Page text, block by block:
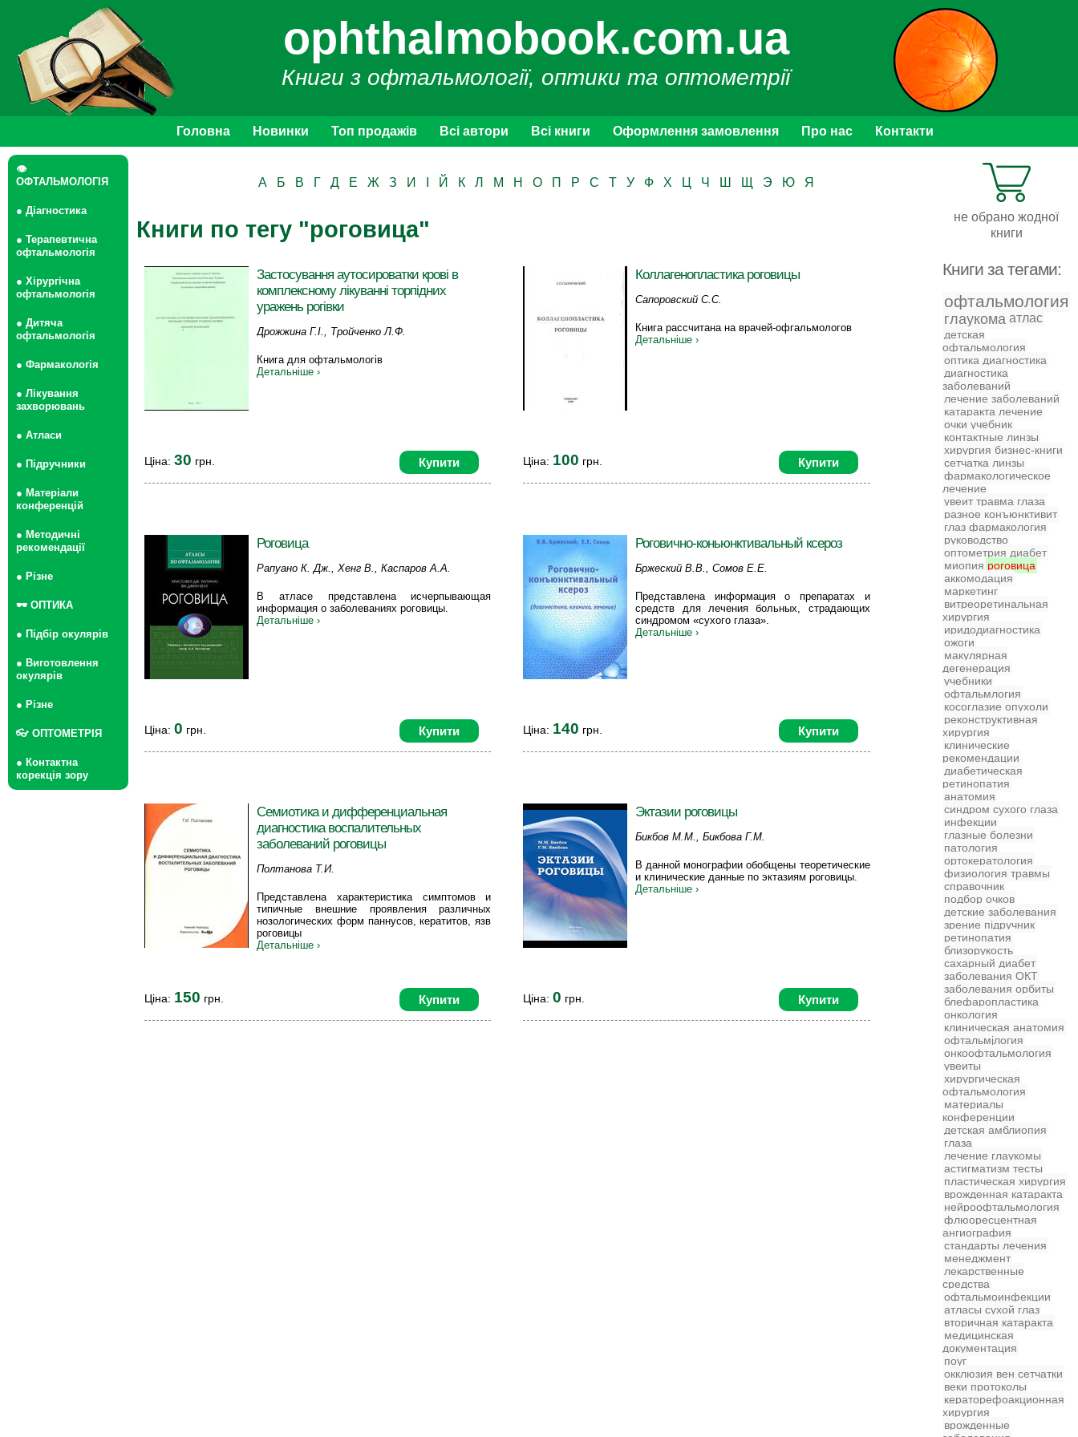
ophthalmobook.com.ua
Книги з офтальмології, оптики та оптометрії
Головна Новинки Топ продажів Всі автори Всі книги Оформлення замовлення Про нас Контакти
👁
ОФТАЛЬМОЛОГІЯ
● Діагностика
● Терапевтична
офтальмологія
● Хірургічна
офтальмологія
● Дитяча
офтальмологія
● Фармакологія
● Лікування
захворювань
● Атласи
● Підручники
● Матеріали
конференцій
● Методичні
рекомендації
● Різне
🕶 ОПТИКА
● Підбір окулярів
● Виготовлення
окулярів
● Різне
👓 ОПТОМЕТРІЯ
● Контактна
корекція зору
А Б В Г Д Е Ж З И Й К Л М Н О П Р С Т У Ф Х Ц Ч Ш Щ Э Ю Я
Книги по тегу "роговица"
Застосування аутосироватки крові в
комплексному лікуванні торпідних
уражень рогівки
Дрожжина Г.І., Тройченко Л.Ф.
Книга для офтальмологів
Детальніше ›
Купити
Ціна: 30 грн.
Коллагенопластика роговицы
Сапоровский С.С.
Книга рассчитана на врачей-офгальмологов
Детальніше ›
Купити
Ціна: 100 грн.
Роговица
Рапуано К. Дж., Хенг В., Каспаров А.А.
В атласе представлена исчерпывающая
информация о заболеваниях роговицы.
Детальніше ›
Купити
Ціна: 0 грн.
Роговично-коньюнктивальный ксероз
Бржеский В.В., Сомов Е.Е.
Представлена информация о препаратах и
средств для лечения больных, страдающих
синдромом «сухого глаза».
Детальніше ›
Купити
Ціна: 140 грн.
Семиотика и дифференциальная
диагностика воспалительных
заболеваний роговицы
Полтанова Т.И.
Представлена характеристика симптомов и
типичные внешние проявления различных
нозологических форм паннусов, кератитов, язв
роговицы
Детальніше ›
Купити
Ціна: 150 грн.
Эктазии роговицы
Бикбов М.М., Бикбова Г.М.
В данной монографии обобщены теоретические
и клинические данные по эктазиям роговицы.
Детальніше ›
Купити
Ціна:0 грн.
не обрано жодної
книги
Книги за тегами:
офтальмология
глаукома атлас
детская
офтальмология
оптика диагностика
диагностика
заболеваний
лечение заболеваний
катаракта лечение
очки учебник
контактные линзы
хирургия бизнес-книги
сетчатка линзы
фармакологическое
лечение
увеит травма глаза
разное конъюнктивит
глаз фармакология
руководство
оптометрия диабет
миопия роговица
аккомодация
маркетинг
витреоретинальная
хирургия
иридодиагностика
ожоги
макулярная
дегенерация
учебники
офтальмлогия
косоглазие опухоли
реконструктивная
хирургия
клинические
рекомендации
диабетическая
ретинопатия
анатомия
синдром сухого глаза
инфекции
глазные болезни
патология
ортокератология
физиология травмы
справочник
подбор очков
детские заболевания
зрение підручник
ретинопатия
близорукость
сахарный диабет
заболевания ОКТ
заболевания орбиты
блефаропластика
онкология
клиническая анатомия
офтальмjлогия
онкоофтальмология
увеиты
хирургическая
офтальмология
материалы
конференции
детская амблиопия
глаза
лечение глаукомы
астигматизм тесты
пластическая хирургия
врожденная катаракта
нейроофтальмология
флюоресцентная
ангиография
стандарты лечения
менеджмент
лекарственные
средства
офтальмоинфекции
атласы сухой глаз
вторичная катаракта
медицинская
документация
поуг
окклюзия вен сетчатки
веки протоколы
кераторефоакционная
хирургия
врожденные